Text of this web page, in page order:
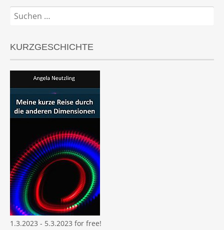
Suchen
nach:
KURZGESCHICHTE
1.3.2023 - 5.3.2023 for free!